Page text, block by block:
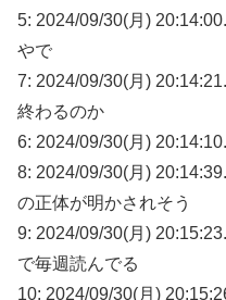
5: 2024/09/30(月)
やで
7: 2024/09/30(月)
終わるのか
6: 2024/09/30(月)
8: 2024/09/30(月)
の正体が明かされそう
9: 2024/09/30(月)
で毎週読んでる
10: 2024/09/30(月)